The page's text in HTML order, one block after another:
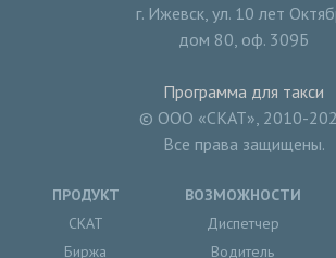
г. Ижевск ул. 10 лет
дом 80, оф. 309Б
Программа для такси
© ООО «СКАТ», 2010-
Все права защищены.
ПРОДУКТ
СКАТ
Биржа
ВОЗМОЖНОСТИ
Диспетчер
Водитель